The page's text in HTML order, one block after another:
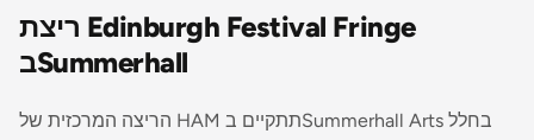
ריצת Edinburgh Festival Fringe
ב­Summerhall
הריצה המרכזית של HAM תתקיים ב­Summerhall Arts בחלל